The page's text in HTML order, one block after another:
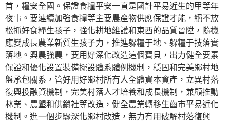
首，糧安全國。保證食糧平安一直是國計平易近生的甲等年
夜事。要連續加強食糧等主要農產物供應保證才能，絕不放
松抓好食糧生孩子，強化耕地維護和東西的品質晉陞，隨機
應變成長農業新質生孩子力，推進躲糧于地、躲糧于技落實
落地。興農強農，要用好深化改造這個寶貝，出力健全要素
保證和優化設置裝備擺設體系體例機制，穩固和完美鄉村地
盤承包關系，管好用好鄉村所有人全體資本資產，立異村落
復興投融資機制，完美村落人才培養和成長機制，兼顧推動
林業、農墾和供銷社等改造，健全農業轉移生齒市平易近化
機制。進一個步驟深化鄉村改造，無力有用破解村落復興